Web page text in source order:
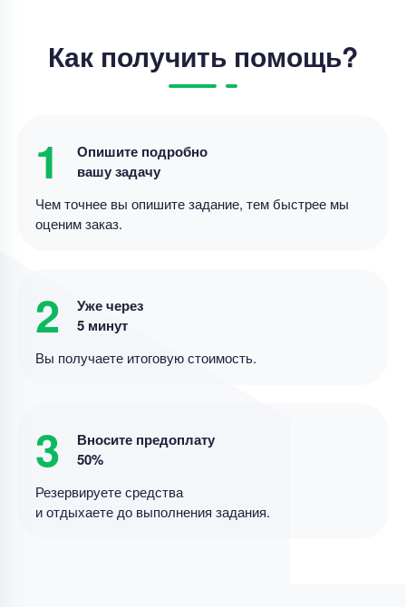
Цена 3800 ₽
9 минут назад
Курсовая работа
Написать теоретическую часть курсовой
Срок выполнения
7 дней
12 минут назад
организация учета кассовых операций
Уникальность
Курсовая работа
Как получить помощь?
1
Опишите подробно
вашу задачу
Чем точнее вы опишите задание, тем быстрее мы
оценим заказ.
2
Уже через
5 минут
Вы получаете итоговую стоимость.
3
Вносите предоплату
50%
Резервируете средства
и отдыхаете до выполнения задания.